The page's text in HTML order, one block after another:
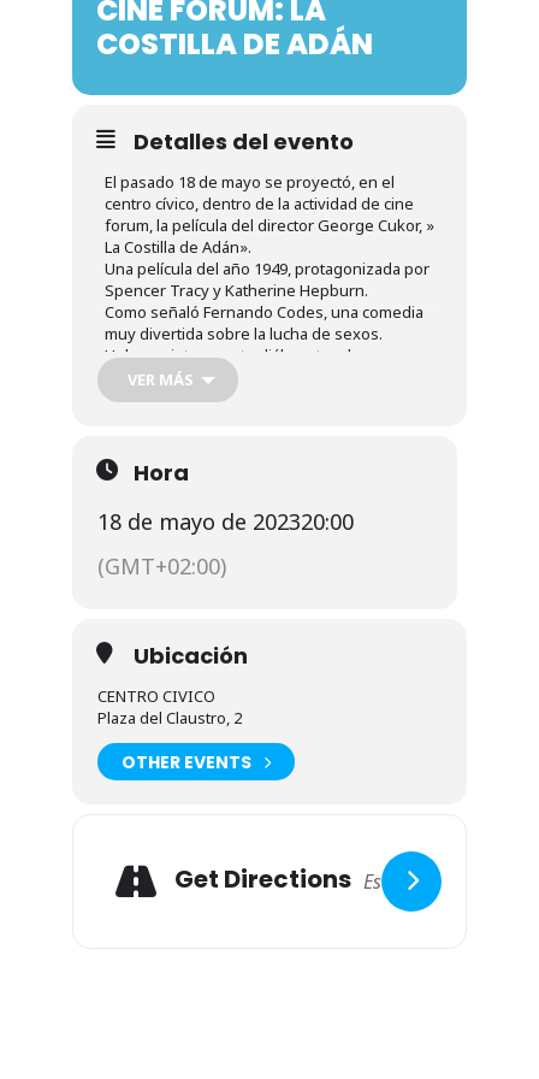
Noticias
Galería
CINE FÓRUM: LA
COSTILLA DE ADÁN
Detalles del evento
El pasado 18 de mayo se proyectó, en el
centro cívico, dentro de la actividad de cine
forum, la película del director George Cukor, »
La Costilla de Adán».
Una película del año 1949, protagonizada por
Spencer Tracy y Katherine Hepburn.
Como señaló Fernando Codes, una comedia
muy divertida sobre la lucha de sexos.
Hubo un interesante diálogo tras la
proyección de la película, en el que quedó de
manifiesto los diálogos tan interesantes y en
igualdad entre hombres y mujeres.
A esta proyección acudieron 31 personas, 10
VER MÁS
Hora
18 de mayo de 202320:00
(GMT+02:00)
Ubicación
CENTRO CIVICO
Plaza del Claustro, 2
OTHER EVENTS
Get Directions
Adresse